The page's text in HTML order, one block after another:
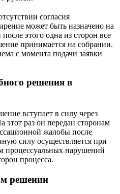
согласия
может быть назначено на
этого одна из сторон все
принимается на собрании.
с момента подачи заявки
решения в
вступает в силу через
этот раз он передан сторонам
жалобы после
силу осуществляется при
процессуальных нарушений
процесса.
решении